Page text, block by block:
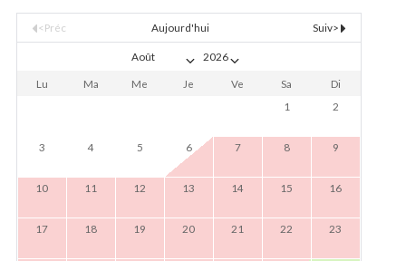
<Préc Aujourd'hui Suiv>
Lu Ma Me Je Ve Sa
Di
1
2
3 4 5 6 7 8 9
10 11 12 13 14 15 16
17 18 19 20 21 22 23